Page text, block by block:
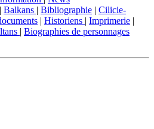
| Balkans | Bibliographie | Cilicie-
| Historiens | Imprimerie |
| Biographies de personnages